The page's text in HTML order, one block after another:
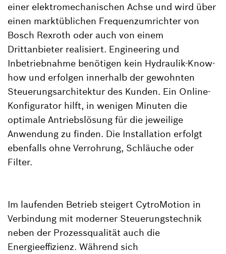
einer elektromechanischen Achse und wird über
einen marktüblichen Frequenzumrichter von
Bosch Rexroth oder auch von einem
Drittanbieter realisiert. Engineering und
Inbetriebnahme benötigen kein Hydraulik-Know-
how und erfolgen innerhalb der gewohnten
Steuerungsarchitektur des Kunden. Ein Online-
Konfigurator hilft, in wenigen Minuten die
optimale Antriebslösung für die jeweilige
Anwendung zu finden. Die Installation erfolgt
ebenfalls ohne Verrohrung, Schläuche oder
Filter.
Im laufenden Betrieb steigert CytroMotion in
Verbindung mit moderner Steuerungstechnik
neben der Prozessqualität auch die
Energieeffizienz. Während sich